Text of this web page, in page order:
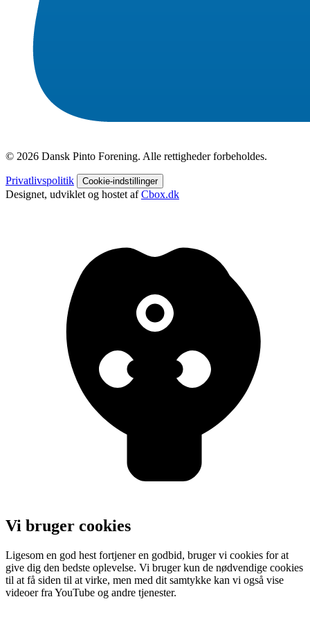
© 2026 Dansk Pinto Forening. Alle rettigheder forbeholdes.
Privatlivspolitik Cookie-indstillinger
Designet, udviklet og hostet afCbox.dk
Vi bruger cookies
Ligesom en god hest fortjener en godbid, bruger vi cookies for at
give dig den bedste oplevelse. Vi bruger kun de nødvendige cookies
til at få siden til at virke, men med dit samtykke kan vi også vise
videoer fra YouTube og andre tjenester.